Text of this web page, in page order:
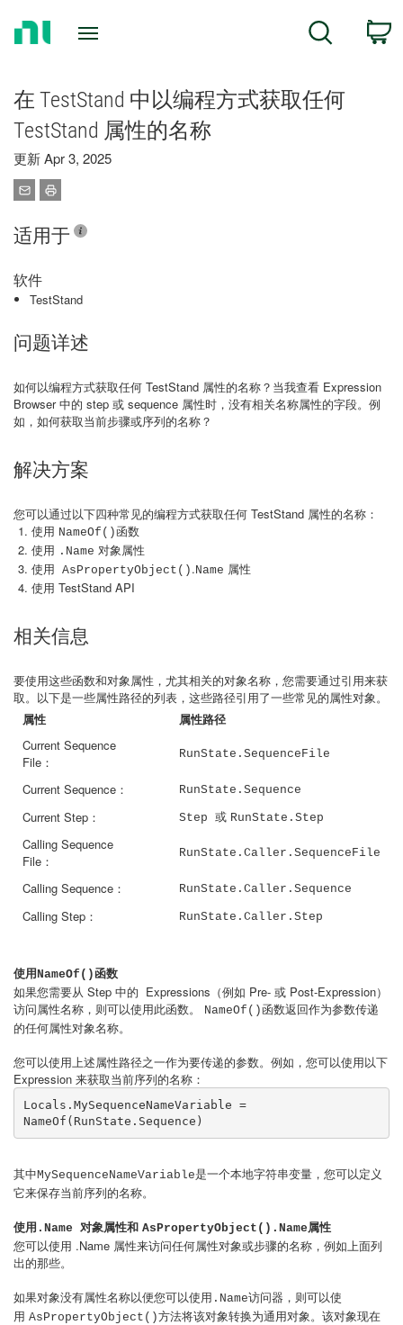
Search
在 TestStand 中以编程方式获取任何
TestStand 属性的名称
更新 Apr 3, 2025
适用于
软件
TestStand
问题详述
如何以编程方式获取任何 TestStand 属性的名称？当我查看 Expression
Browser 中的 step 或 sequence 属性时，没有相关名称属性的字段。例
如，如何获取当前步骤或序列的名称？
解决方案
您可以通过以下四种常见的编程方式获取任何 TestStand 属性的名称：
使用 NameOf()函数
使用 .Name 对象属性
使用 AsPropertyObject() .Name 属性
使用 TestStand API
相关信息
要使用这些函数和对象属性，尤其相关的对象名称，您需要通过引用来获
取。以下是一些属性路径的列表，这些路径引用了一些常见的属性对象。
属性
属性路径
Current Sequence
File：
RunState.SequenceFile
Current Sequence： RunState.Sequence
Current Step： Step 或 RunState.Step
Calling Sequence
File：
RunState.Caller.SequenceFile
Calling Sequence： RunState.Caller.Sequence
Calling Step： RunState.Caller.Step
使用NameOf()函数
如果您需要从 Step 中的 Expressions（例如 Pre- 或 Post-Expression）
访问属性名称，则可以使用此函数。
NameOf()函数返回作为参数传递
的任何属性对象名称。
您可以使用上述属性路径之一作为要传递的参数。例如，您可以使用以下
Expression 来获取当前序列的名称：
Locals.MySequenceNameVariable =
NameOf(RunState.Sequence)
其中MySequenceNameVariable是一个本地字符串变量，您可以定义
它来保存当前序列的名称。
使用 .Name 对象属性和 AsPropertyObject().Name属性
您可以使用 .Name 属性来访问任何属性对象或步骤的名称，例如上面列
出的那些。
如果对象没有属性名称以便您可以使用 .Name访问器，则可以使
用 AsPropertyObject()方法将该对象转换为通用对象。该对象现在